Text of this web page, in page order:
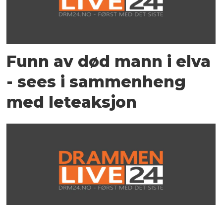
Funn av død mann i elva
- sees i sammenheng
med leteaksjon